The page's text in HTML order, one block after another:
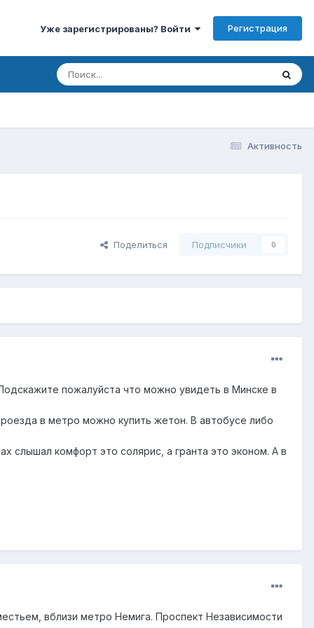
Уже зарегистрированы? Войти Регистрация
Активность
Поделиться Подписчики 0
пожалуйста что можно увидеть в Минске в
в метро можно купить жетон. В автобусе либо
слышал комфорт это солярис, а гранта это эконом. А в
вблизи метро Немига. Проспект Независимости